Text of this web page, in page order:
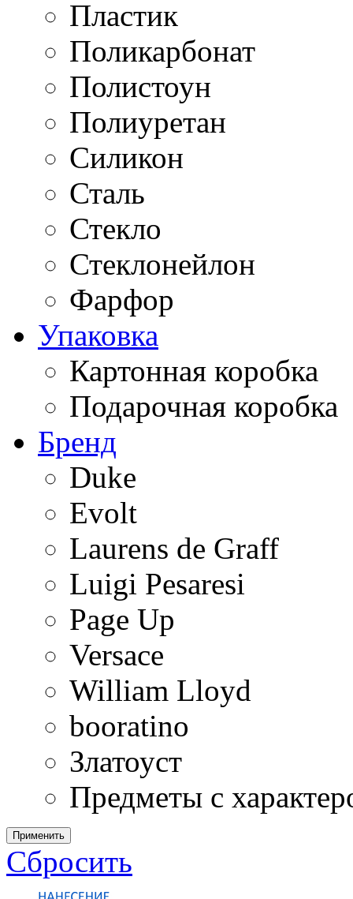
Пластик
Поликарбонат
Полистоун
Полиуретан
Силикон
Сталь
Стекло
Стеклонейлон
Фарфор
Упаковка
Картонная коробка
Подарочная коробка
Бренд
Duke
Evolt
Laurens de Graff
Luigi Pesaresi
Page Up
Versace
William Lloyd
booratino
Златоуст
Предметы с
Применить
Сбросить